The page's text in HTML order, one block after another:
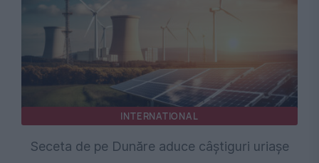
INTERNATIONAL
Seceta de pe Dunăre aduce câștiguri uriașe